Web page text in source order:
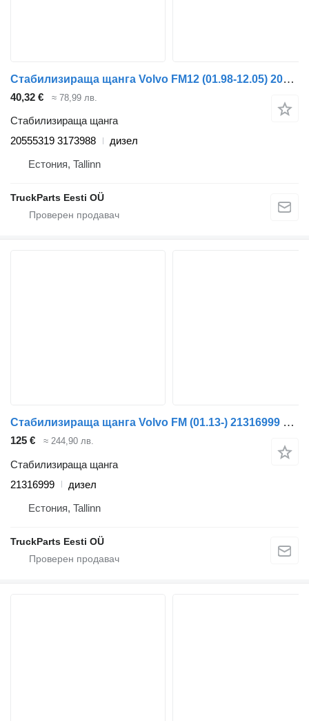
Стабилизираща щанга Volvo FM12 (01.98-12.05) 20555319 3173988 за влекач Volvo FM7-FM12, FM, FMX (1998-2014)
40,32 € ≈ 78,99 лв.
Стабилизираща щанга
20555319 3173988
дизел
Естония, Tallinn
TruckParts Eesti OÜ
Стабилизираща щанга Volvo FM (01.13-) 21316999 за влекач Volvo FM7-FM12, FM, FMX (1998-2014)
125 € ≈ 244,90 лв.
Стабилизираща щанга
21316999
дизел
Естония, Tallinn
TruckParts Eesti OÜ